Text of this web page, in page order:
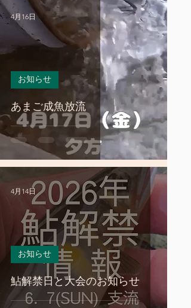
あまご成魚放流
お知らせ
4月16日
鮎解禁日と大会のお知らせ
お知らせ
4月14日